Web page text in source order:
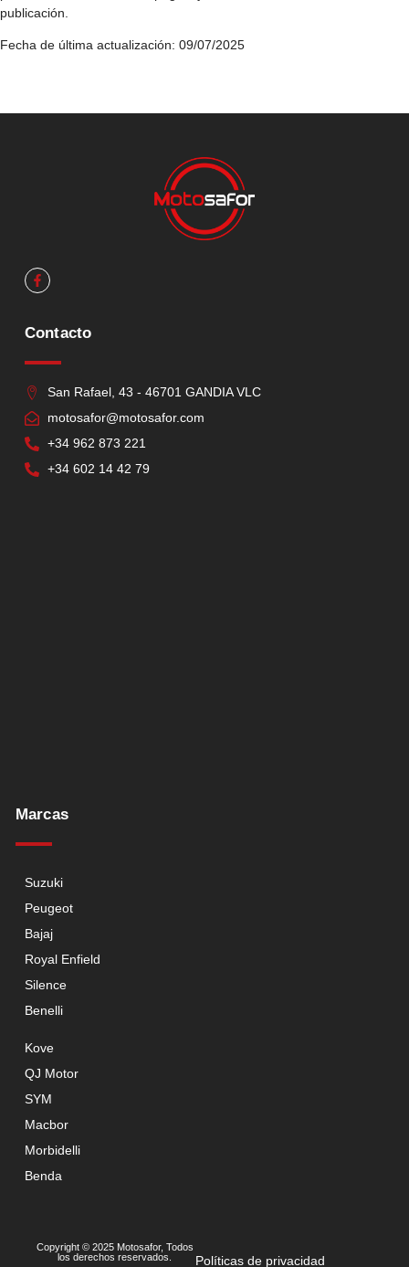
publicación.
Fecha de última actualización: 09/07/2025
Contacto
San Rafael, 43 - 46701 GANDIA VLC
motosafor@motosafor.com
+34 962 873 221
+34 602 14 42 79
Marcas
Suzuki
Peugeot
Bajaj
Royal Enfield
Silence
Benelli
Kove
QJ Motor
SYM
Macbor
Morbidelli
Benda
Copyright © 2025 Motosafor, Todos
los derechos reservados.
Políticas de privacidad